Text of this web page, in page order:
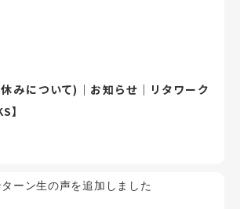
みについて)｜お知らせ｜リタワーク
】